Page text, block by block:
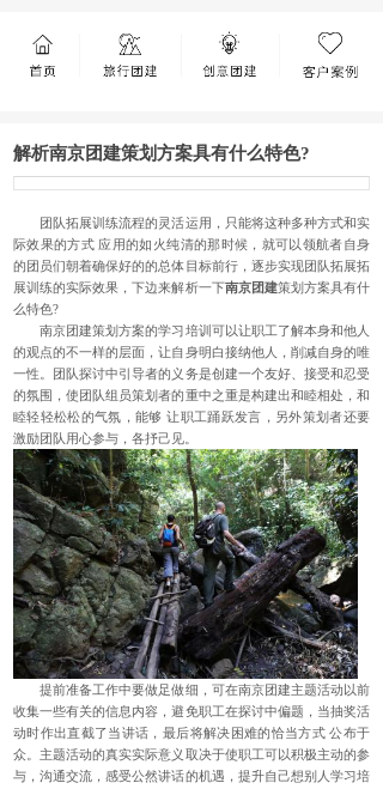
解析南京团建策划方案具有什么特色?
团队拓展训练流程的灵活运用，只能将这种多种方式和实
际效果的方式 应用的如火纯清的那时候，就可以领航者自身
的团员们朝着确保好的的总体目标前行，逐步实现团队拓展拓
展训练的实际效果，下边来解析一下南京团建策划方案具有什
么特色?
南京团建策划方案的学习培训可以让职工了解本身和他人
的观点的不一样的层面，让自身明白接纳他人，削减自身的唯
一性。团队探讨中引导者的义务是创建一个友好、接受和忍受
的氛围，使团队组员策划者的重中之重是构建出和睦相处，和
睦轻轻松松的气氛，能够 让职工踊跃发言，另外策划者还要
激励团队用心参与，各抒己见。
提前准备工作中要做足做细，可在南京团建主题活动以前
收集一些有关的信息内容，避免职工在探讨中偏题，当抽奖活
动时作出直截了当讲话，最后将解决困难的恰当方式 公布于
众。主题活动的真实实际意义取决于使职工可以积极主动的参
与，沟通交流，感受公然讲话的机遇，提升自己想别人学习培